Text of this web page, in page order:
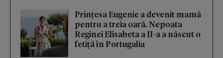
Prințesa Eugenie a devenit mamă
pentru a treia oară. Nepoata
Reginei Elisabeta a II-a a născut o
fetiță în Portugalia